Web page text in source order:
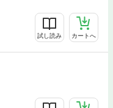
試し読み カートへ